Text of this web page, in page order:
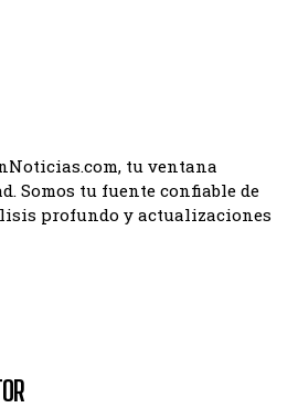
tu ventana
Somos tu fuente confiable de
profundo y actualizaciones